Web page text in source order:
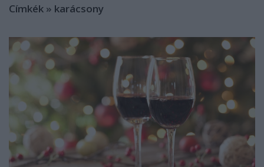
Címkék » karácsony